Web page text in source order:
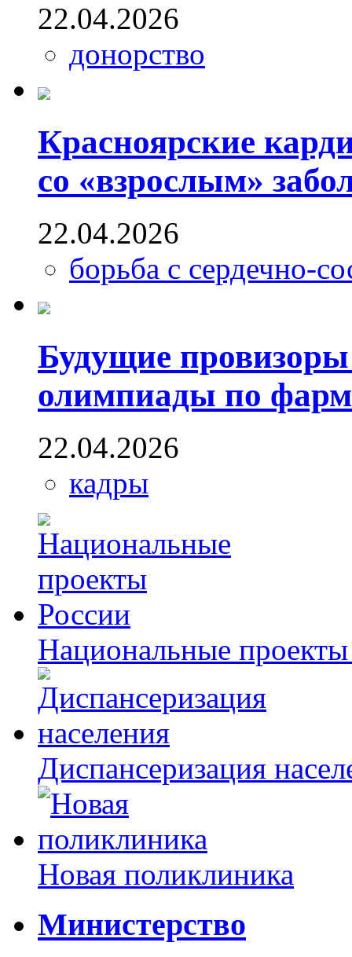
22.04.2026
донорство
Красноярские
со «взрослым»
22.04.2026
борьба с сердечно-
Будущие
олимпиады по
22.04.2026
кадры
Национальные
Диспансеризация
Новая поликлиника
Министерство